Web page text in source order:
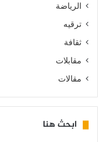
الرياضة
ترقيه
ثقافة
مقابلات
مقالات
ابحث هنا